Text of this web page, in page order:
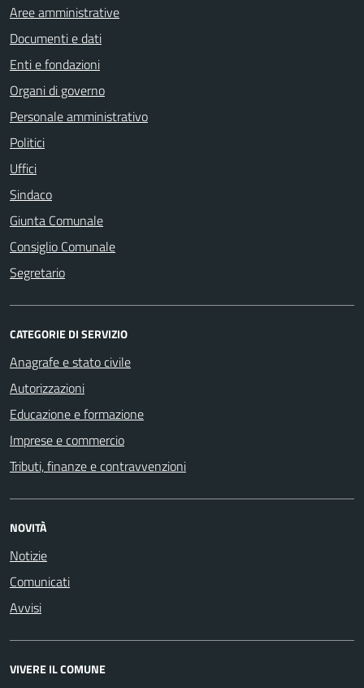
Aree amministrative
Documenti e dati
Enti e fondazioni
Organi di governo
Personale amministrativo
Politici
Uffici
Sindaco
Giunta Comunale
Consiglio Comunale
Segretario
CATEGORIE DI SERVIZIO
Anagrafe e stato civile
Autorizzazioni
Educazione e formazione
Imprese e commercio
Tributi, finanze e contravvenzioni
NOVITÀ
Notizie
Comunicati
Avvisi
VIVERE IL COMUNE